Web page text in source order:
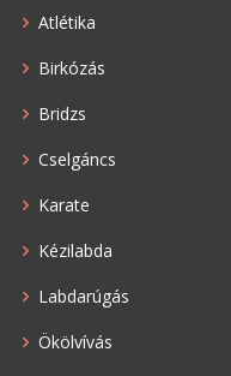
Atlétika
Birkózás
Bridzs
Cselgáncs
Karate
Kézilabda
Labdarúgás
Ökölvívás